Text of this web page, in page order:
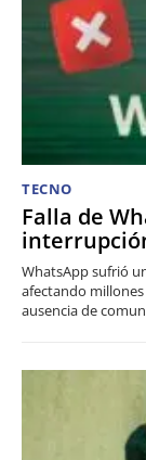
TECNO
Falla de
WhatsApp sufrió
afectando millones
ausencia de